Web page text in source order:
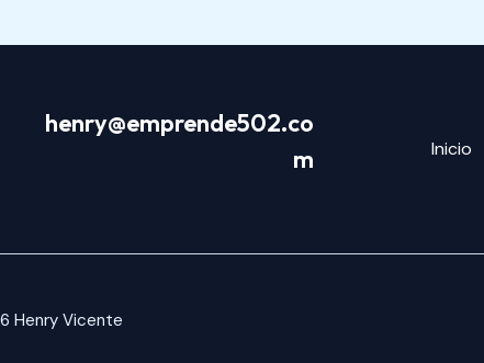
henry@emprende502.co
m
Inicio
Henry Vicente